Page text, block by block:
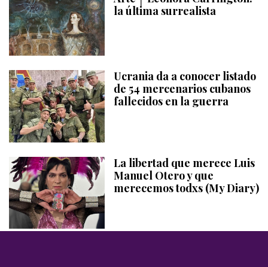
la última surrealista
Ucrania da a conocer listado
de 54 mercenarios cubanos
fallecidos en la guerra
La libertad que merece Luis
Manuel Otero y que
merecemos todxs (My Diary)